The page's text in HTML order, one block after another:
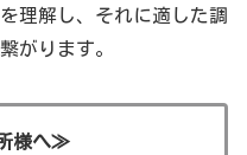
調査は特に慎重さが求め
な技術と地域知識を活用
理解し、それに適した調
がります。
様へ≫